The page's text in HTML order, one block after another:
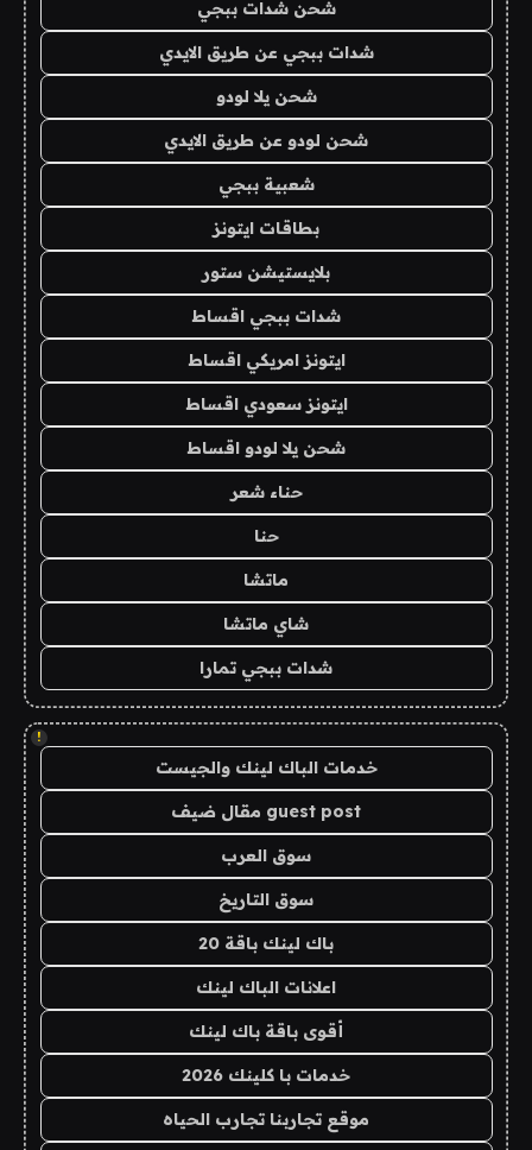
شحن شدات ببجي
شدات ببجي عن طريق الايدي
شحن يلا لودو
شحن لودو عن طريق الايدي
شعبية ببجي
بطاقات ايتونز
بلايستيشن ستور
شدات ببجي اقساط
ايتونز امريكي اقساط
ايتونز سعودي اقساط
شحن يلا لودو اقساط
حناء شعر
حنا
ماتشا
شاي ماتشا
شدات ببجي تمارا
!
خدمات الباك لينك والجيست
guest post مقال ضيف
سوق العرب
سوق التاريخ
باك لينك باقة 20
اعلانات الباك لينك
أقوى باقة باك لينك
خدمات با كلينك 2026
موقع تجاربنا تجارب الحياه